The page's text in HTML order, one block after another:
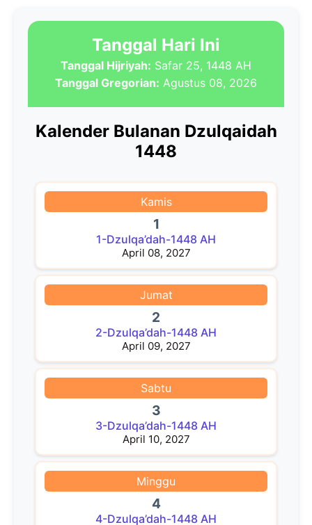
Tanggal Hari Ini
Tanggal Hijriyah: Safar 25, 1448 AH
Tanggal Gregorian: Agustus 08, 2026
Kalender Bulanan Dzulqaidah
1448
Kamis
1
1-Dzulqa’dah-1448 AH
April 08, 2027
Jumat
2
2-Dzulqa’dah-1448 AH
April 09, 2027
Sabtu
3
3-Dzulqa’dah-1448 AH
April 10, 2027
Minggu
4
4-Dzulqa’dah-1448 AH